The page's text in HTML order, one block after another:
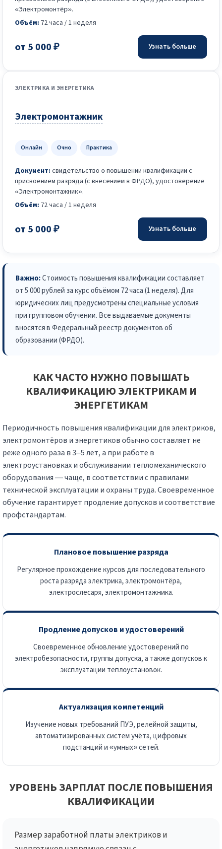
«Электромонтёр».
Объём: 72 часа / 1 неделя
от 5 000 ₽ Узнать больше
ЭЛЕКТРИКА И ЭНЕРГЕТИКА
Электромонтажник
Онлайн Очно Практика
Документ: свидетельство о повышении квалификации с
присвоением разряда (с внесением в ФРДО), удостоверение
«Электромонтажник».
Объём: 72 часа / 1 неделя
от 5 000 ₽ Узнать больше
Важно:Стоимость повышения квалификации составляет
от 5 000 рублей за курс объёмом 72 часа (1 неделя). Для
юридических лиц предусмотрены специальные условия
при групповом обучении. Все выдаваемые документы
вносятся в Федеральный реестр документов об
образовании (ФРДО).
КАК ЧАСТО НУЖНО ПОВЫШАТЬ
КВАЛИФИКАЦИЮ ЭЛЕКТРИКАМ И
ЭНЕРГЕТИКАМ
Периодичность повышения квалификации для электриков,
электромонтёров и энергетиков обычно составляет не
реже одного раза в 3–5 лет, а при работе в
электроустановках и обслуживании тепломеханического
оборудования — чаще, в соответствии с правилами
технической эксплуатации и охраны труда. Своевременное
обучение гарантирует продление допусков и соответствие
профстандартам.
Плановое повышение разряда
Регулярное прохождение курсов для последовательного
роста разряда электрика, электромонтёра,
электрослесаря, электромонтажника.
Продление допусков и удостоверений
Своевременное обновление удостоверений по
электробезопасности, группы допуска, а также допусков к
эксплуатации теплоустановок.
Актуализация компетенций
Изучение новых требований ПУЭ, релейной защиты,
автоматизированных систем учёта, цифровых
подстанций и «умных» сетей.
УРОВЕНЬ ЗАРПЛАТ ПОСЛЕ ПОВЫШЕНИЯ
КВАЛИФИКАЦИИ
Размер заработной платы электриков и